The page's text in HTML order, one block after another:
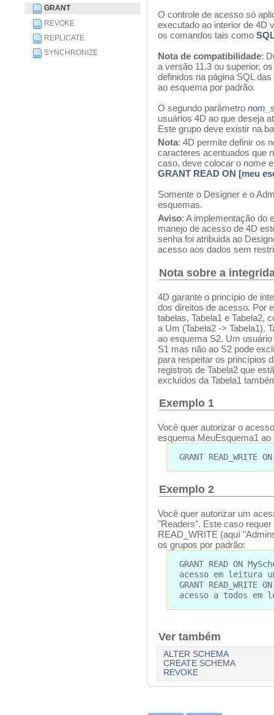
GRANT
REVOKE
REPLICATE
SYNCHRONIZE
O controle de acesso só
executado ao interior de 4D
os comandos tais como
Nota de compatibilidade:
a versão 11.3 ou superior,
definidos na página SQL
ao esquema por padrão.
O segundo parâmetro
usuários 4D ao que deseja
Este grupo deve existir na
Nota: 4D permite definir os
caracteres acentuados que
caso, deve colocar o nome
GRANT READ ON [meu
Somente o Designer e o
esquemas.
Aviso: A implementação do
manejo de acesso de 4D
senha foi atribuida ao
acesso aos dados sem
Nota sobre a
4D garante o princípio de
dos direitos de acesso. Por
tabelas, Tabela1 e Tabela2,
a Um (Tabela2 -> Tabela1).
ao esquema S2. Um
S1 mas não ao S2 pode
para respeitar os princípios
registros de Tabela2 que
excluídos da Tabela1
Exemplo 1
Você quer autorizar o
esquema MeuEsquema1
GRANT READ_WRITE
Exemplo 2
Você quer autorizar um
"Readers". Este caso
READ_WRITE (aquí
os grupos por padrão:
GRANT READ ON
acesso em leitura
GRANT READ_WRITE
acesso a todos
Ver também
ALTER SCHEMA
CREATE SCHEMA
REVOKE